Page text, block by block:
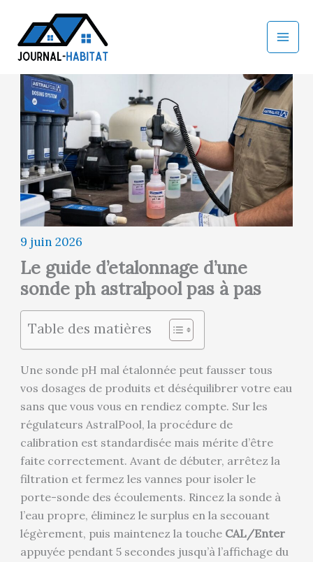
contenu
9 juin 2026
Le guide d’etalonnage d’une
sonde ph astralpool pas à pas
Table des matières
Une sonde pH mal étalonnée peut fausser tous
vos dosages de produits et déséquilibrer votre eau
sans que vous vous en rendiez compte. Sur les
régulateurs AstralPool, la procédure de
calibration est standardisée mais mérite d’être
faite correctement. Avant de débuter, arrêtez la
filtration et fermez les vannes pour isoler le
porte-sonde des écoulements. Rincez la sonde à
l’eau propre, éliminez le surplus en la secouant
légèrement, puis maintenez la touche CAL/Enter
appuyée pendant 5 secondes jusqu’à l’affichage du